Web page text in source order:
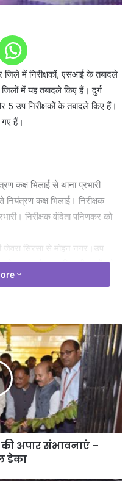
जिले में निरीक्षकों, एसआई के तबादले
में यह तबादले किए हैं। दुर्ग
5 उप निरीक्षकों के तबादले किए हैं।
गए हैं।
कक्ष भिलाई से थाना प्रभारी
कक्ष भिलाई। निरीक्षक
निरीक्षक वंदिता पनिणकर को
जेवरा सिरसा से मोहन नगर।उप
से थाना सुपेला।उनि श्रीराम पेंड्रो
सिन्हा को उतई से थाना धमधा।
पुलिस अधीक्षक बिलासपुर से कार्यालय
कर थाना रतनपुर भेजा गया है।
सकरी भेजा गया।
पुलिस अधीक्षक बिलासपुर भेजा
नगर पुलिस अधीक्षक कोतवाली।
से थाना तखतपुर।
अपार संभावनाएं –
डेका